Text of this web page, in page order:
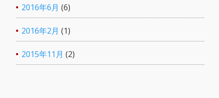
2016年6月 (6)
2016年2月 (1)
2015年11月 (2)